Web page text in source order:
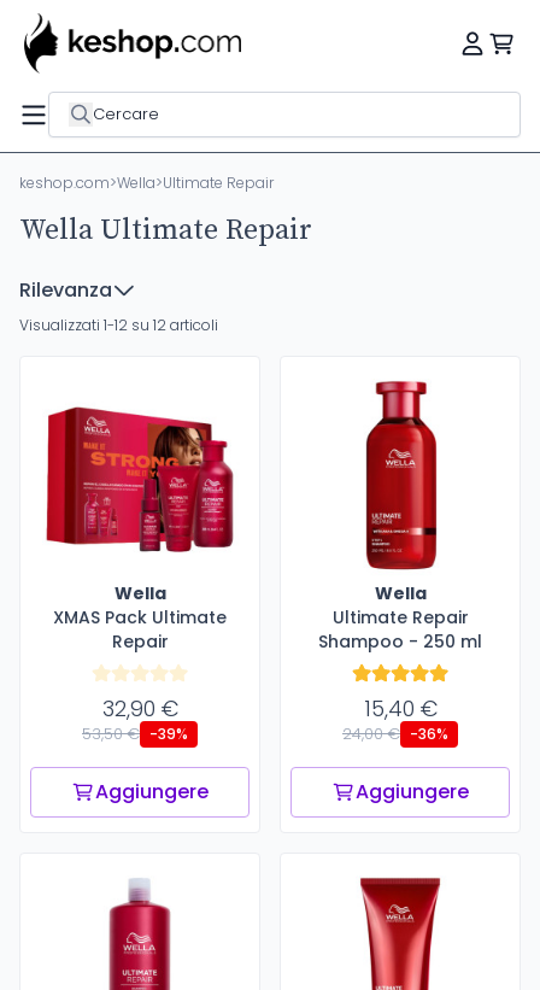
Cercare
keshop.com>Wella>Ultimate Repair
Wella Ultimate Repair
Rilevanza
Visualizzati 1-12 su 12 articoli
Wella
XMAS Pack Ultimate
Repair
32,90 €
53,50 € -39%
Aggiungere
Wella
Ultimate Repair
Shampoo - 250 ml
15,40 €
24,00 € -36%
Aggiungere